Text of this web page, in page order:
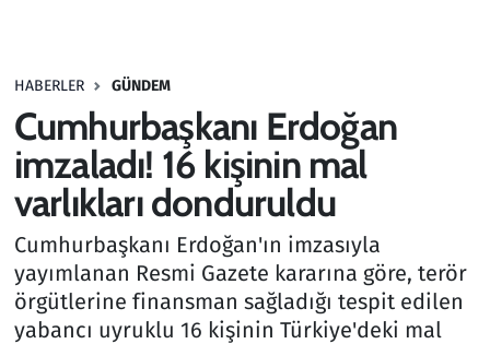
HABERLER GÜNDEM
Cumhurbaşkanı Erdoğan
imzaladı! 16 kişinin mal
varlıkları donduruldu
Cumhurbaşkanı Erdoğan'ın imzasıyla
yayımlanan Resmi Gazete kararına göre, terör
örgütlerine finansman sağladığı tespit edilen
yabancı uyruklu 16 kişinin Türkiye'deki mal
Haber
Kültür Sanat
Kurumsal Haberler
Lezzet Durağı
Memur ve Kamu